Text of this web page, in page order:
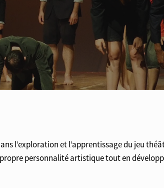
l’exploration et l’apprentissage du jeu
personnalité artistique tout en